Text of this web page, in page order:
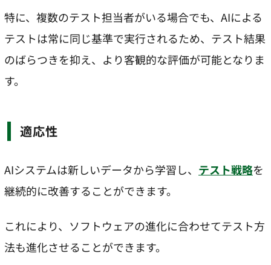
特に、複数のテスト担当者がいる場合でも、AIによる
テストは常に同じ基準で実行されるため、テスト結果
のばらつきを抑え、より客観的な評価が可能となりま
す。
適応性
AIシステムは新しいデータから学習し、 テスト戦略を
継続的に改善することができます。
これにより、ソフトウェアの進化に合わせてテスト方
法も進化させることができます。